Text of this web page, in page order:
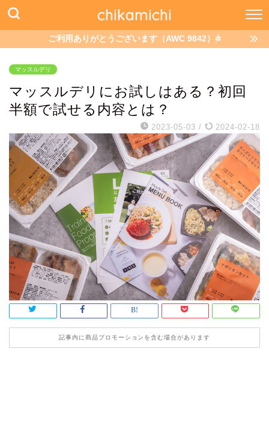
chikamichi
ご利用ありがとうございます（AWC 9842）
マッスルデリ
マッスルデリにお試しはある？初回
半額で試せる内容とは？
2023-05-03 / 2024-02-18
記事内に商品プロモーションを含む場合があります